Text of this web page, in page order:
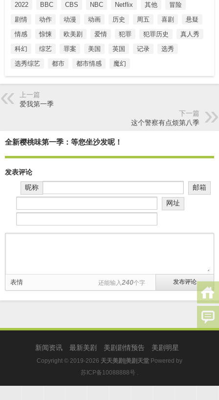
2022
BBC CBS NBC Netflix 其他
冒险
剧情
动作 动漫 动画 历史 周五 喜剧
悬疑
情感
惊悚 欧美剧 爱情 犯罪 犯罪历史
真人秀
科幻
综艺 罪案 美国 英国 记录
选秀
选秀综艺
都市 都市情感 魔幻
上一篇
爱我第一季
下一篇
这个警察有点烦第八季
全新樱桃味第一季：等您坐沙发呢！
发表评论
昵称
邮箱
网址
表情 还能输入 240个字
新闻资讯 最新美剧 美剧剧情预告 美剧明星
Copyright © 2019-2026 天天美剧|美剧天堂 Powered by
苏ICP备10088888号 .